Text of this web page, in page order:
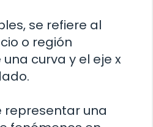
se refiere al
o región
curva y el eje x
representar una